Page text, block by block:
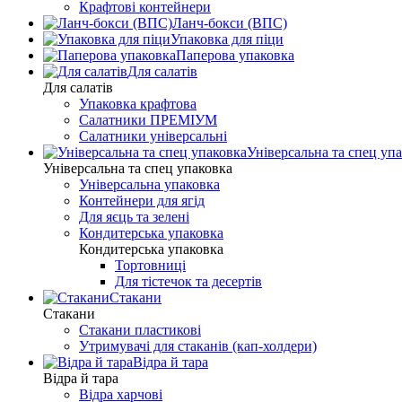
Крафтові контейнери
Ланч-бокси (ВПС)
Упаковка для піци
Паперова упаковка
Для салатів
Для салатів
Упаковка крафтова
Салатники ПРЕМІУМ
Салатники універсальні
Універсальна та спец
Універсальна та спец упаковка
Універсальна упаковка
Контейнери для ягід
Для яєць та зелені
Кондитерська упаковка
Кондитерська упаковка
Тортовниці
Для тістечок та десертів
Стакани
Стакани
Стакани пластикові
Утримувачі для стаканів (кап-холдери)
Відра й тара
Відра й тара
Відра харчові